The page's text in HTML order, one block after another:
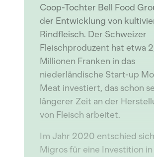
Coop-Tochter Bell Food
der Entwicklung von
Rindfleisch. Der Schweizer
Fleischproduzent hat etwa
Millionen Franken in das
niederländische Start-up
Meat investiert, das schon
längerer Zeit an der
von Fleisch arbeitet.
Im Jahr 2020 entschied
Migros für eine Investition in